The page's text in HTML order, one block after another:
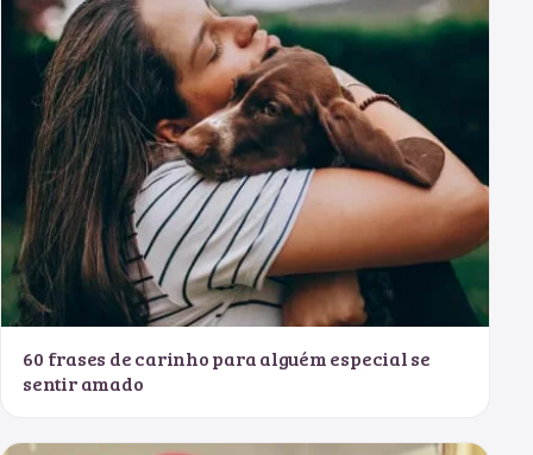
60 frases de carinho para alguém especial se
sentir amado